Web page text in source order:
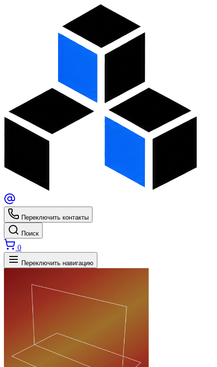
Переключить контакты
Поиск
0
Переключить навигацию